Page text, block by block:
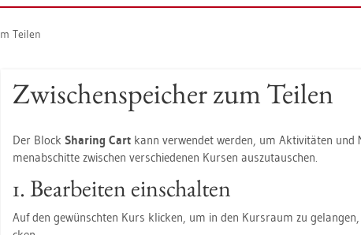
Tei­len
Zwi­schen­spei­cher zum Tei­len
Der Block Sharing Cartkann ver­wen­det wer­den, um Ak­ti­vi­tä­ten und
men­ab­schit­te zwi­schen ver­schie­de­nen Kur­sen aus­zu­tau­schen.
1. Be­ar­bei­ten ein­schal­ten
Auf den ge­wünsch­ten Kurs kli­cken, um in den Kurs­raum zu